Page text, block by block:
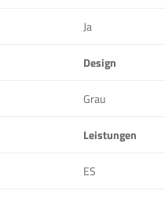
Ja
Design
Grau
Leistungen
ES